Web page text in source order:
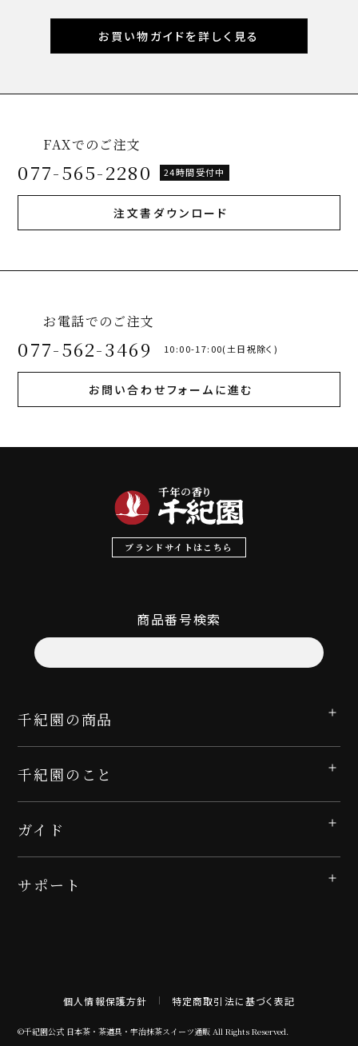
お買い物ガイドを詳しく見る
FAXでのご注文
077-565-2280 24時間受付中
注文書ダウンロード
お電話でのご注文
077-562-3469 10:00-17:00(土日祝除く)
お問い合わせフォームに進む
ブランドサイトはこちら
商品番号検索
千紀園の商品
千紀園のこと
ガイド
サポート
個人情報保護方針 特定商取引法に基づく表記
©千紀園公式 日本茶・茶道具・宇治抹茶スイーツ通販 All Rights Reserved.